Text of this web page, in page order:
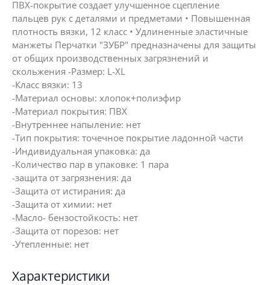
ПВХ-покрытие создает улучшенное сцепление
пальцев рук с деталями и предметами • Повышенная
плотность вязки, 12 класс • Удлиненные эластичные
манжеты Перчатки "ЗУБР" предназначены для защиты
от общих производственных загрязнений и
скольжения -Размер: L-XL
-Класс вязки: 13
-Материал основы: хлопок+полиэфир
-Материал покрытия: ПВХ
-Внутреннее напыление: нет
-Тип покрытия: точечное покрытие ладонной части
-Индивидуальная упаковка: да
-Количество пар в упаковке: 1 пара
-защита от загрязнения: да
-Защита от истирания: да
-Защита от химии: нет
-Масло- бензостойкость: нет
-Защита от порезов: нет
-Утепленные: нет
Характеристики